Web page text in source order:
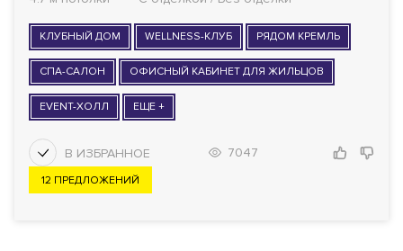
КЛУБНЫЙ ДОМ WELLNESS-КЛУБ РЯДОМ КРЕМЛЬ
СПА-САЛОН ОФИСНЫЙ КАБИНЕТ ДЛЯ ЖИЛЬЦОВ
EVENT-ХОЛЛ ЕЩЕ +
7047
12 ПРЕДЛОЖЕНИЙ